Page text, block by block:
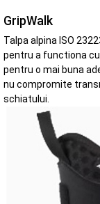
GripWalk
Talpa alpina ISO
pentru a functiona
pentru o mai buna
nu compromite
schiatului.